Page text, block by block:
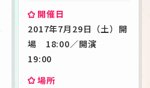
開催日
2017年7月29日（土）開
場 18:00／開演
19:00
場所